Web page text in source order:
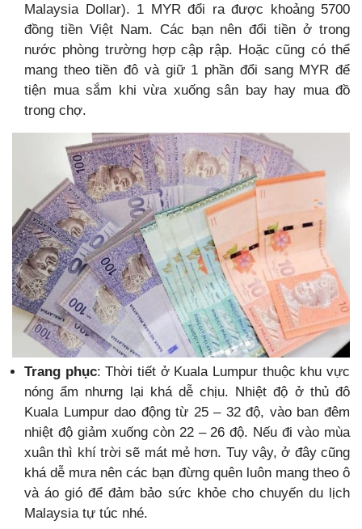
Malaysia Dollar). 1 MYR đổi ra được khoảng 5700
đồng tiền Việt Nam. Các bạn nên đổi tiền ở trong
nước phòng trường hợp cập rập. Hoặc cũng có thể
mang theo tiền đô và giữ 1 phần đổi sang MYR để
tiện mua sắm khi vừa xuống sân bay hay mua đồ
trong chợ.
Trang phục: Thời tiết ở Kuala Lumpur thuộc khu vực
nóng ẩm nhưng lại khá dễ chịu. Nhiệt độ ở thủ đô
Kuala Lumpur dao động từ 25 – 32 độ, vào ban đêm
nhiệt độ giảm xuống còn 22 – 26 độ. Nếu đi vào mùa
xuân thì khí trời sẽ mát mẻ hơn. Tuy vậy, ở đây cũng
khá dễ mưa nên các bạn đừng quên luôn mang theo ô
và áo gió để đảm bảo sức khỏe cho chuyến du lịch
Malaysia tự túc nhé.